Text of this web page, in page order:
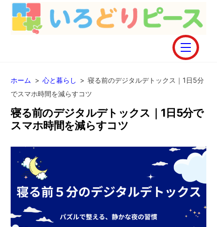
Skip
content
Menu
ホーム > 心と暮らし > 寝る前のデジタルデトックス｜1日5分
でスマホ時間を減らすコツ
寝る前のデジタルデトックス｜1日5分で
スマホ時間を減らすコツ